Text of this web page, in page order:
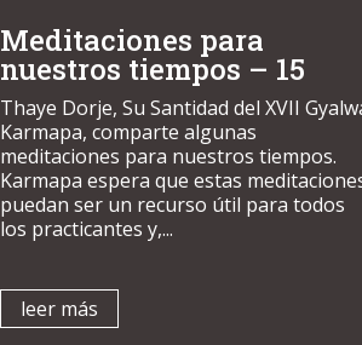
Meditaciones para
nuestros tiempos – 15
Thaye Dorje, Su Santidad del XVII
Karmapa, comparte algunas
meditaciones para nuestros tiempos.
Karmapa espera que estas
puedan ser un recurso útil para todos
los practicantes y,...
leer más